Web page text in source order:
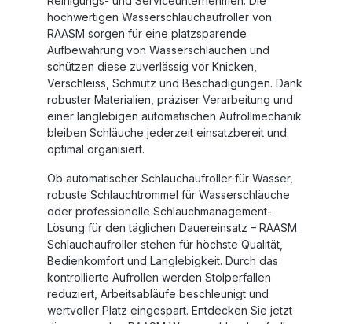
hochwertigen Wasserschlauchaufroller von
RAASM sorgen für eine platzsparende
Aufbewahrung von Wasserschläuchen und
schützen diese zuverlässig vor Knicken,
Verschleiss, Schmutz und Beschädigungen. Dank
robuster Materialien, präziser Verarbeitung und
einer langlebigen automatischen Aufrollmechanik
bleiben Schläuche jederzeit einsatzbereit und
optimal organisiert.
Ob automatischer Schlauchaufroller für Wasser,
robuste Schlauchtrommel für Wasserschläuche
oder professionelle Schlauchmanagement-
Lösung für den täglichen Dauereinsatz – RAASM
Schlauchaufroller stehen für höchste Qualität,
Bedienkomfort und Langlebigkeit. Durch das
kontrollierte Aufrollen werden Stolperfallen
reduziert, Arbeitsabläufe beschleunigt und
wertvoller Platz eingespart. Entdecken Sie jetzt